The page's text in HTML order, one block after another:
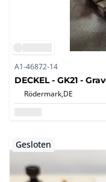
A1-46872-14
DECKEL - GK21 -
Rödermark,DE
Gesloten